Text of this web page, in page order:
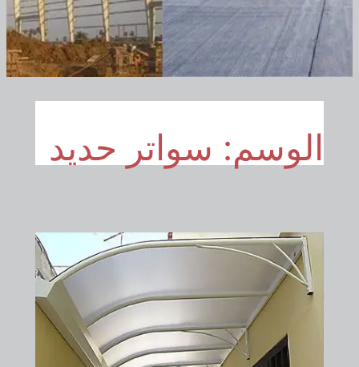
الوسم: سواتر حديد